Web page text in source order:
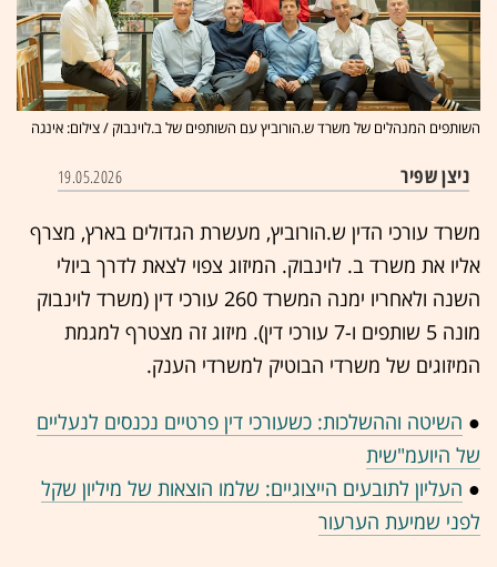
השותפים המנהלים של משרד ש.הורוביץ עם השותפים של ב.לוינבוק / צילום: אינגה
ניצן שפיר 19.05.2026
משרד עורכי הדין ש.הורוביץ, מעשרת הגדולים בארץ, מצרף
אליו את משרד ב. לוינבוק. המיזוג צפוי לצאת לדרך ביולי
השנה ולאחריו ימנה המשרד 260 עורכי דין (משרד לוינבוק
מונה 5 שותפים ו-7 עורכי דין). מיזוג זה מצטרף למגמת
המיזוגים של משרדי הבוטיק למשרדי הענק.
● השיטה וההשלכות: כשעורכי דין פרטיים נכנסים לנעליים
של היועמ"שית
● העליון לתובעים הייצוגיים: שלמו הוצאות של מיליון שקל
לפני שמיעת הערעור